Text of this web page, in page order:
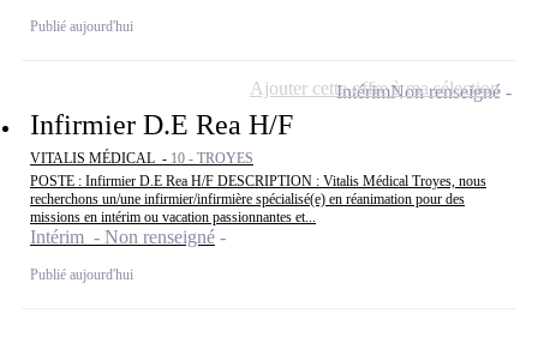
Publié aujourd'hui
Infirmier D.E Rea H/F
VITALIS MÉDICAL - 10 - TROYES
POSTE : Infirmier D.E Rea H/F DESCRIPTION : Vitalis Médical Troyes, nous
recherchons un/une infirmier/infirmière spécialisé(e) en réanimation pour des
missions en intérim ou vacation passionnantes et...
Intérim - Non renseigné
Publié aujourd'hui
IntérimNon renseigné
Ajouter cette offre à ma sélection